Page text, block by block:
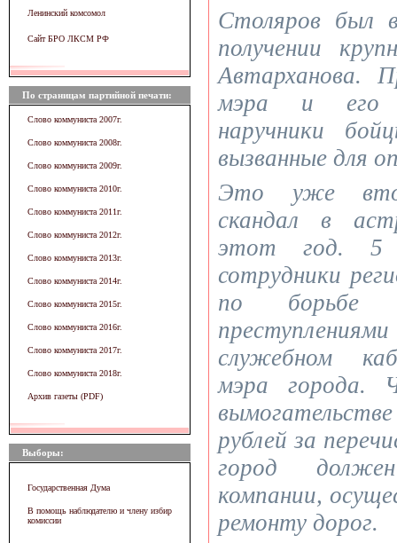
Ленинский комсомол
Сайт БРО ЛКСМ РФ
По страницам партийной печати:
Слово коммуниста 2007г.
Слово коммуниста 2008г.
Слово коммуниста 2009г.
Слово коммуниста 2010г.
Слово коммуниста 2011г.
Слово коммуниста 2012г.
Слово коммуниста 2013г.
Слово коммуниста 2014г.
Слово коммуниста 2015г.
Слово коммуниста 2016г.
Слово коммуниста 2017г.
Слово коммуниста 2018г.
Архив газеты (PDF)
Выборы:
Государственная Дума
В помощь наблюдателю и члену избир
комиссии
Столяров был
получении
Автарханова.
мэра и его
наручники
вызванные для
Это уже
скандал в
этот год. 5
сотрудники
по борьбе с
служебном
мэра города.
рублей за
город
компании,
ремонту дорог.